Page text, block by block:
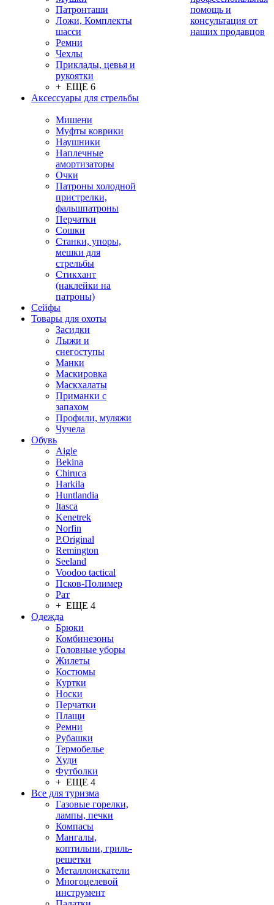
Патронташи
Ложи, Комплекты
шасси
Ремни
Чехлы
Приклады, цевья и
рукоятки
+ ЕЩЕ 6
Аксессуары для стрельбы
Мишени
Муфты коврики
Наушники
Наплечные
амортизаторы
Очки
Патроны холодной
пристрелки,
фальшпатроны
Перчатки
Сошки
Станки, упоры,
мешки для
стрельбы
Стикхант
(наклейки на
патроны)
Сейфы
Товары для охоты
Засидки
Лыжи и
снегоступы
Манки
Маскировка
Маскхалаты
Приманки с
запахом
Профили, муляжи
Чучела
Обувь
Aigle
Bekina
Chiruсa
Harkila
Huntlandia
Itasca
Kenetrek
Norfin
P.Original
Remington
Seeland
Voodoo tactical
Псков-Полимер
Рат
+ ЕЩЕ 4
Одежда
Брюки
Комбинезоны
Головные уборы
Жилеты
Костюмы
Куртки
Носки
Перчатки
Плащи
Ремни
Рубашки
Термобелье
Худи
Футболки
+ ЕЩЕ 4
Все для туризма
Газовые горелки,
лампы, печки
Компасы
Мангалы,
коптильни, гриль-
решетки
Металлоискатели
Многоцелевой
инструмент
помощь и
консультация от
наших продавцов